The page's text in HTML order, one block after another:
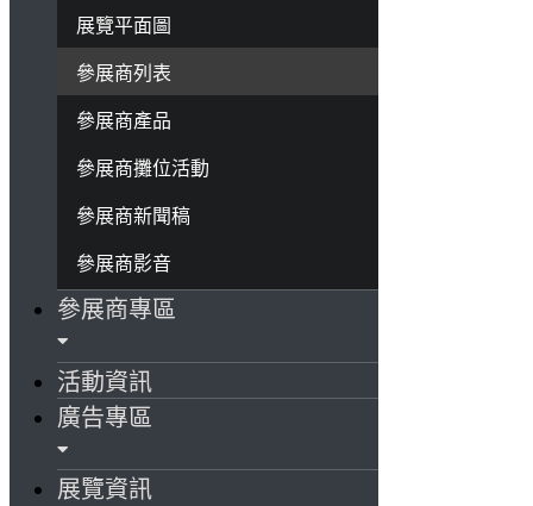
展覽平面圖
參展商列表
參展商產品
參展商攤位活動
參展商新聞稿
參展商影音
參展商專區
活動資訊
廣告專區
展覽資訊